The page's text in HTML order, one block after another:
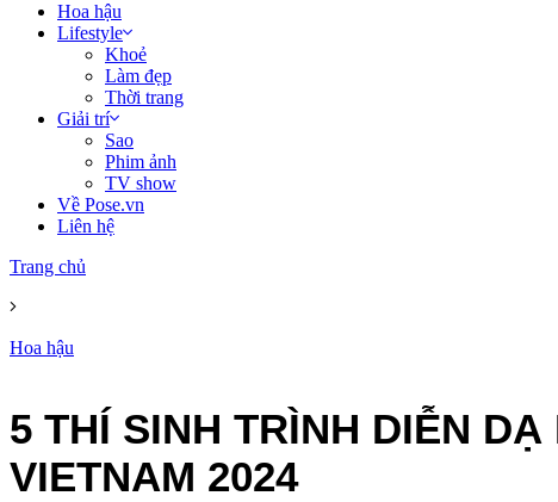
Hoa hậu
Lifestyle
Khoẻ
Làm đẹp
Thời trang
Giải trí
Sao
Phim ảnh
TV show
Về Pose.vn
Liên hệ
Trang chủ
Hoa hậu
5 THÍ SINH TRÌNH DIỄN
VIETNAM 2024